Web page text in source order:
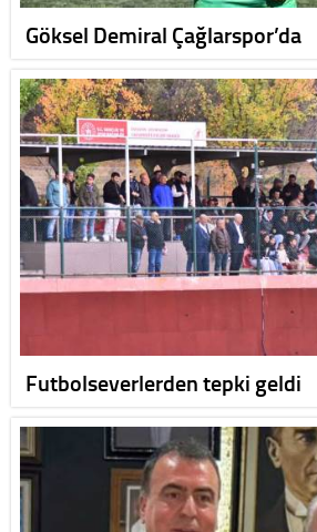
Göksel Demiral Çağlarspor’da
Futbolseverlerden tepki geldi